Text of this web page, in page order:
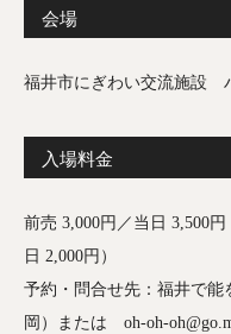
会場
福井市にぎわい交流施設
入場料金
前売 3,000円／当日
日 2,000円）
予約・問合せ先：福井で
岡）または oh-oh-